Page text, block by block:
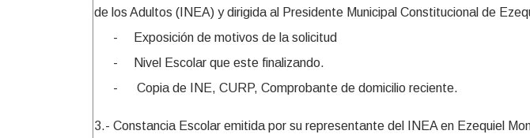
de los Adultos (INEA) y dirigida al Presidente Municipal Constitucional de
- Exposición de motivos de la solicitud
- Nivel Escolar que este finalizando.
- Copia de INE, CURP, Comprobante de domicilio reciente.
3.- Constancia Escolar emitida por su representante del INEA en Ezequiel